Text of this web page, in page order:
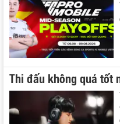
Thi đấu không quá